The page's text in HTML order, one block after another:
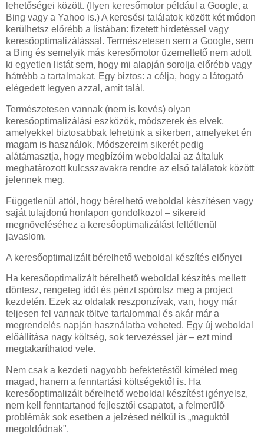
lehetőségei között. (Ilyen keresőmotor például a Google, a
Bing vagy a Yahoo is.) A keresési találatok között két módon
kerülhetsz előrébb a listában: fizetett hirdetéssel vagy
keresőoptimalizálással. Természetesen sem a Google, sem
a Bing és semelyik más keresőmotor üzemeltető nem adott
ki egyetlen listát sem, hogy mi alapján sorolja előrébb vagy
hátrébb a tartalmakat. Egy biztos: a célja, hogy a látogató
elégedett legyen azzal, amit talál.
Természetesen vannak (nem is kevés) olyan
keresőoptimalizálási eszközök, módszerek és elvek,
amelyekkel biztosabbak lehetünk a sikerben, amelyeket én
magam is használok. Módszereim sikerét pedig
alátámasztja, hogy megbízóim weboldalai az általuk
meghatározott kulcsszavakra rendre az első találatok között
jelennek meg.
Függetlenül attól, hogy bérelhető weboldal készítésen vagy
saját tulajdonú honlapon gondolkozol – sikereid
megnöveléséhez a keresőoptimalizálást feltétlenül
javaslom.
A keresőoptimalizált bérelhető weboldal készítés előnyei
Ha keresőoptimalizált bérelhető weboldal készítés mellett
döntesz, rengeteg időt és pénzt spórolsz meg a project
kezdetén. Ezek az oldalak reszponzívak, van, hogy már
teljesen fel vannak töltve tartalommal és akár már a
megrendelés napján használatba veheted. Egy új weboldal
előállítása nagy költség, sok tervezéssel jár – ezt mind
megtakaríthatod vele.
Nem csak a kezdeti nagyobb befektetéstől kíméled meg
magad, hanem a fenntartási költségektől is. Ha
keresőoptimalizált bérelhető weboldal készítést igényelsz,
nem kell fenntartanod fejlesztői csapatot, a felmerülő
problémák sok esetben a jelzésed nélkül is „maguktól
megoldódnak".